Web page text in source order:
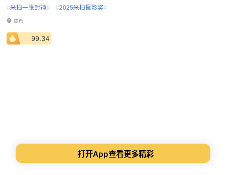
#米拍一张封神# #2025米拍摄影奖#
成都
99.34
打开App查看更多精彩